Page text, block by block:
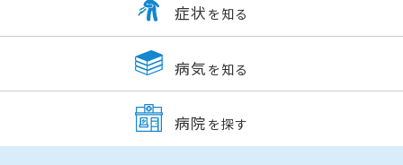
症状 を知る
病気 を知る
病院 を探す